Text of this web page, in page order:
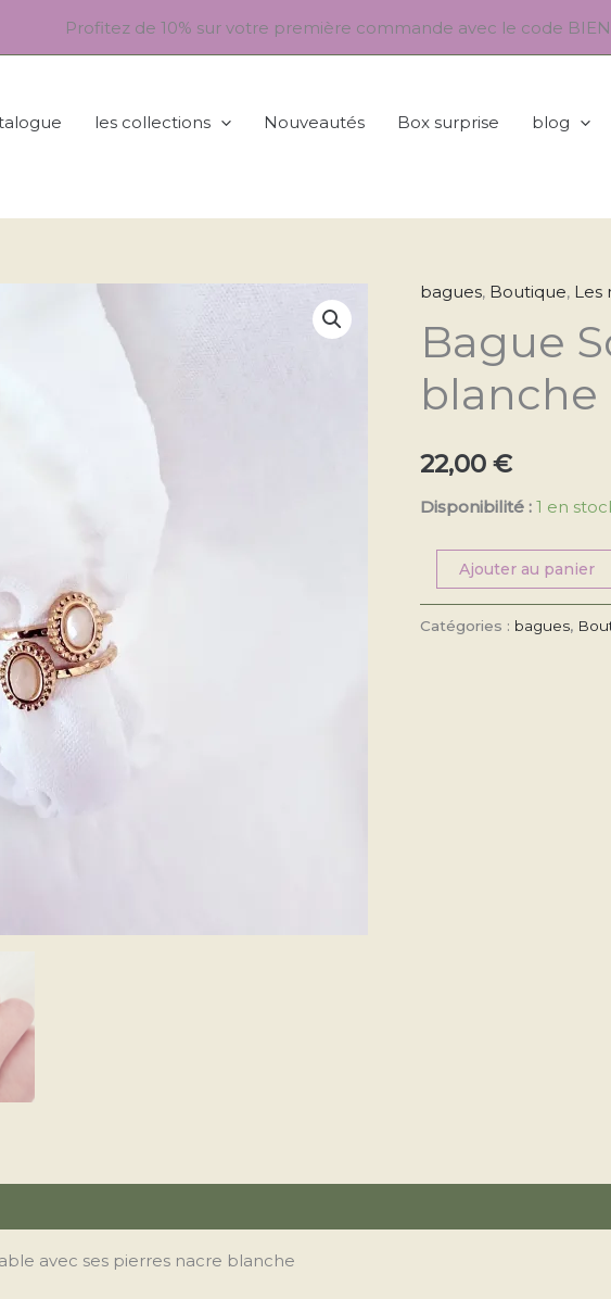
Profitez de 10% sur votre première commande avec le code
les collections Nouveautés Box surprise blog
bagues, Boutique, Les
Bague
blanche
22,00 €
Disponibilité : 1 en
quantité
de
Bague
Sorella
Nacre
Ajouter au panier
Catégories : bagues,
avec ses pierres nacre blanche